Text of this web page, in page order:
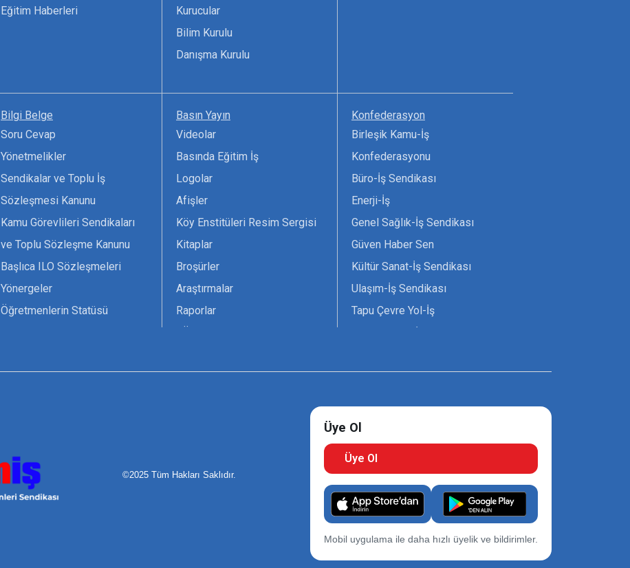
Eğitim Haberleri
Kurucular
Bilim Kurulu
Danışma Kurulu
Bilgi Belge
Soru Cevap
Yönetmelikler
Sendikalar ve Toplu İş
Sözleşmesi Kanunu
Kamu Görevlileri Sendikaları
ve Toplu Sözleşme Kanunu
Başlıca ILO Sözleşmeleri
Yönergeler
Öğretmenlerin Statüsü
Basın Yayın
Videolar
Basında Eğitim İş
Logolar
Afişler
Köy Enstitüleri Resim Sergisi
Kitaplar
Broşürler
Araştırmalar
Raporlar
Konfederasyon
Birleşik Kamu-İş
Konfederasyonu
Büro-İş Sendikası
Enerji-İş
Genel Sağlık-İş Sendikası
Güven Haber Sen
Kültür Sanat-İş Sendikası
Ulaşım-İş Sendikası
Tapu Çevre Yol-İş
©2025 Tüm Hakları Saklıdır.
Üye Ol
Üye Ol
Mobil uygulama ile daha hızlı üyelik ve bildirimler.